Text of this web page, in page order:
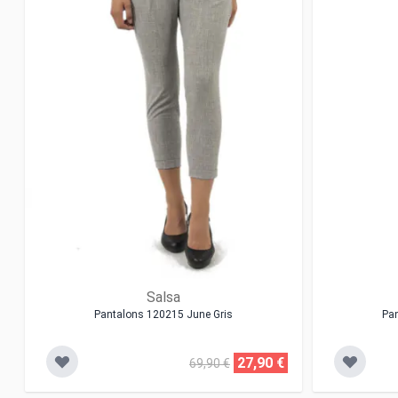
Salsa
Pantalons 120215 June Gris
69,90 € 27,90 €